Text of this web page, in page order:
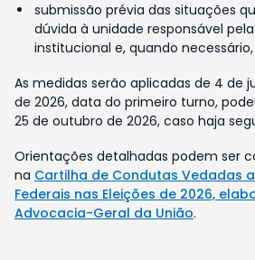
submissão prévia das situações
dúvida à unidade responsável
institucional e, quando
As medidas serão aplicadas de 4 de
de 2026, data do primeiro turno,
25 de outubro de 2026, caso haja
Orientações detalhadas podem ser
na Cartilha de Condutas Vedadas
Federais nas Eleições de 2026,
Advocacia-Geral da União.